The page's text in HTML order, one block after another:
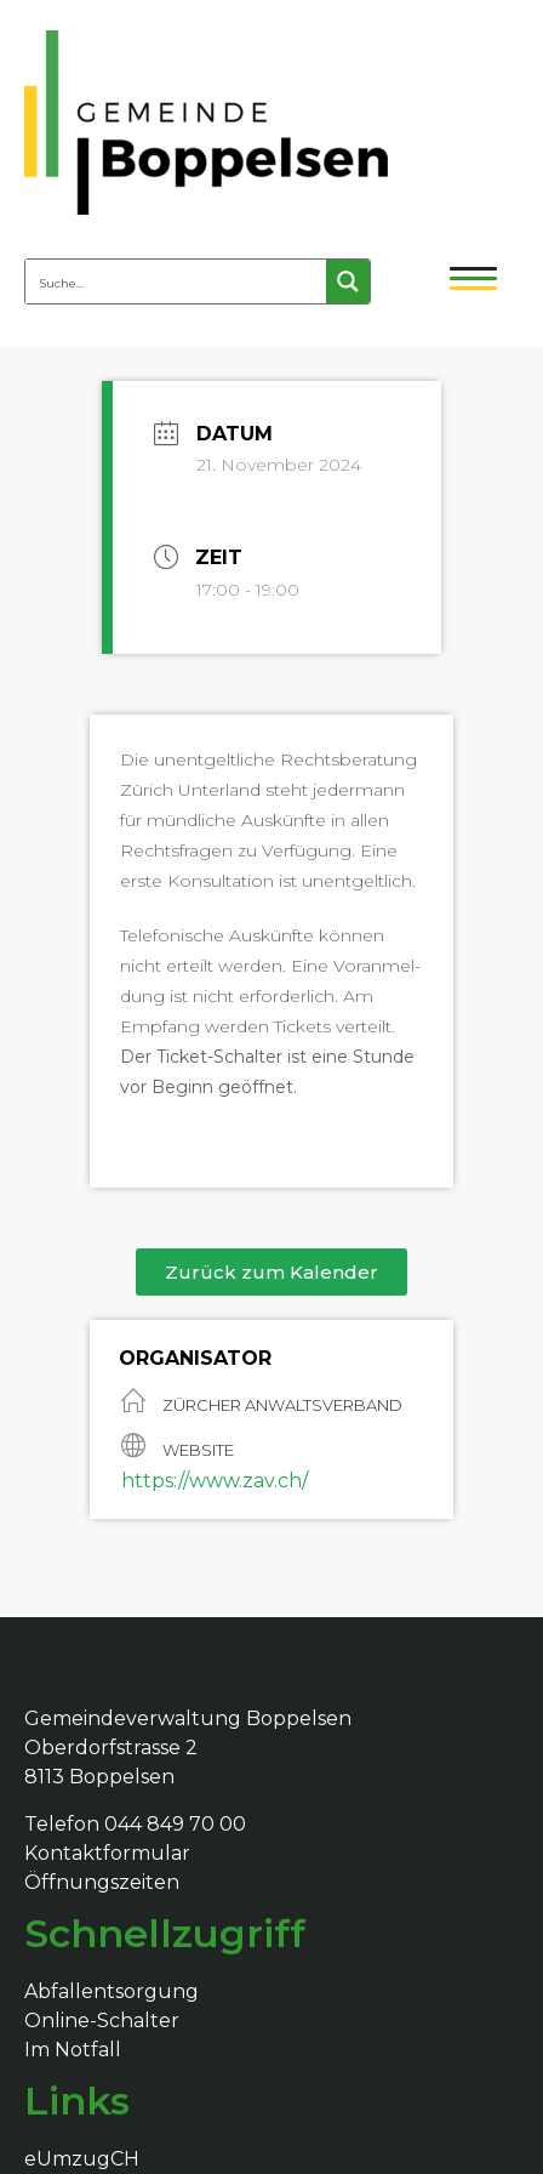
21. November 2024
ZEIT
17:00 - 19:00
Die unent­geltliche Rechts­ber­atung
Zürich Unter­land ste­ht jed­er­mann
für mündliche Auskün­fte in allen
Rechts­fra­gen zu Ver­fü­gung. Eine
erste Kon­sul­ta­tion ist unentgeltlich.
Tele­fonis­che Auskün­fte kön­nen
nicht erteilt wer­den. Eine Voran­mel­
dung ist nicht erforder­lich. Am
Emp­fang wer­den Tick­ets verteilt.
Der Tick­et-Schal­ter ist eine Stunde
vor Beginn geöffnet.
Zurück zum Kalender
ORGANISATOR
ZÜRCHER ANWALTSVERBAND
WEBSITE
https://www.zav.ch/
Gemeindeverwaltung Boppelsen
Oberdorfstrasse 2
8113 Boppelsen
Telefon 044 849 70 00
Kontaktformular
Öffnungszeiten
Schnellzugriff
Abfallentsorgung
Online-Schalter
Im Notfall
Links
eUmzugCH